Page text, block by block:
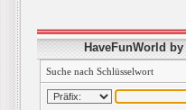
HaveFunWorld
Suche nach Schlüsselwort